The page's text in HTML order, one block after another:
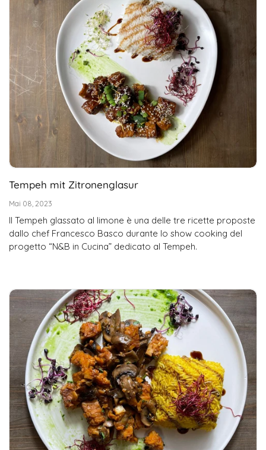
Tempeh mit Zitronenglasur
Mai 08, 2023
Il Tempeh glassato al limone è una delle tre ricette proposte
dallo chef Francesco Basco durante lo show cooking del
progetto “N&B in Cucina” dedicato al Tempeh.